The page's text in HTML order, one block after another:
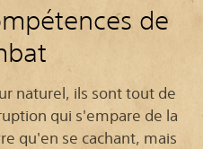
de
naturel, ils sont tout de
qui s'empare de la
qu'en se cachant, mais